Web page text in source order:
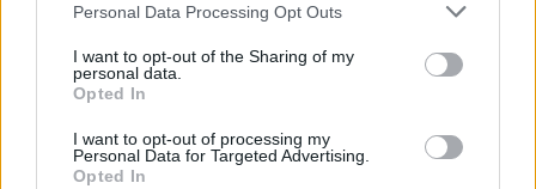
Personal Data Processing Opt Outs
I want to opt-out of the Sharing of my
personal data.
Opted In
I want to opt-out of processing my
Personal Data for Targeted Advertising.
Opted In
El FC Andorra organiza un autobús
para ir a Castellón